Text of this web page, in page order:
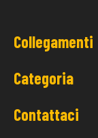
Collegamenti
Categoria
Contattaci